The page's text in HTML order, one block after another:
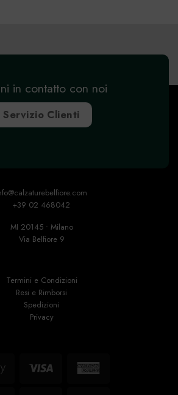
in contatto con noi
Servizio Clienti
+39 02 468042
MI 20145 • Milano
Via Belfiore 9
Termini e Condizioni
Resi e Rimborsi
Spedizioni
Privacy
Visa
American